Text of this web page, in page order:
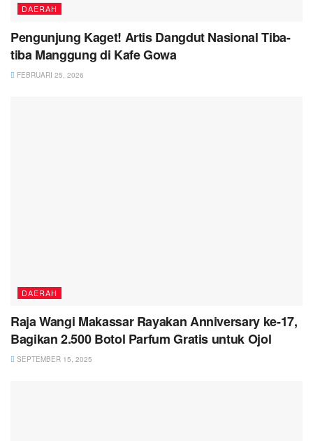
DAERAH
Pengunjung Kaget! Artis Dangdut Nasional Tiba-
tiba Manggung di Kafe Gowa
FEBRUARI 25, 2026
DAERAH
Raja Wangi Makassar Rayakan Anniversary ke-17,
Bagikan 2.500 Botol Parfum Gratis untuk Ojol
SEPTEMBER 15, 2025